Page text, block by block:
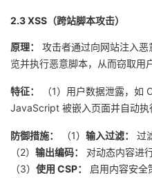
2.3 XSS（跨站脚本攻击）
原理：
攻击者通过向网站注入
览并执行恶意脚本，从而窃取用
特征： （1）用户数据泄露，如
JavaScript 被嵌入页面并自动执
防御措施： （1） 输入过滤：
过
（2） 输出编码：
对动态内容进
（3） 使用 CSP：
启用内容安全